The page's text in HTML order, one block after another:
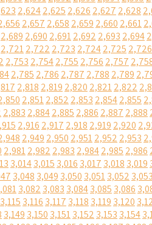
2,6242,625 2,626 2,627 2,628
2,657 2,658 2,659 2,660 2,661
2,689 2,690 2,6912,692 2,693 2,694
2,7212,722 2,723 2,7242,725 2,726
2,753 2,7542,755 2,756 2,757
2,785 2,786 2,787 2,788 2,789
2,818 2,819 2,820 2,8212,822
2,8512,852 2,853 2,8542,855
2,883 2,8842,885 2,886 2,887 2,888
2,916 2,917 2,918 2,919 2,920
2,949 2,950 2,9512,952 2,953
2,9812,982 2,983 2,9842,985 2,986
3,0143,015 3,016 3,017 3,018 3,019
3,048 3,049 3,050 3,0513,052 3,053
3,082 3,083 3,0843,085 3,086
3,115 3,116 3,117 3,118 3,119 3,120
3,149 3,150 3,1513,152 3,153 3,154